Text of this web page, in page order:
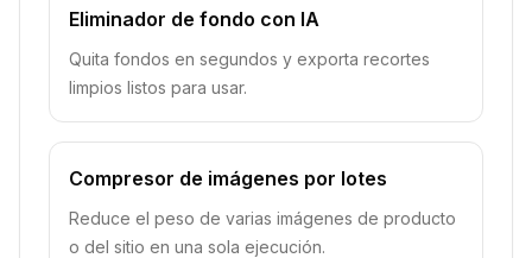
Eliminador de fondo con IA
Quita fondos en segundos y exporta recortes
limpios listos para usar.
Compresor de imágenes por lotes
Reduce el peso de varias imágenes de producto
o del sitio en una sola ejecución.